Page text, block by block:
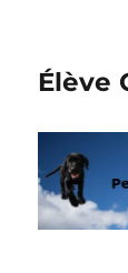
Élève